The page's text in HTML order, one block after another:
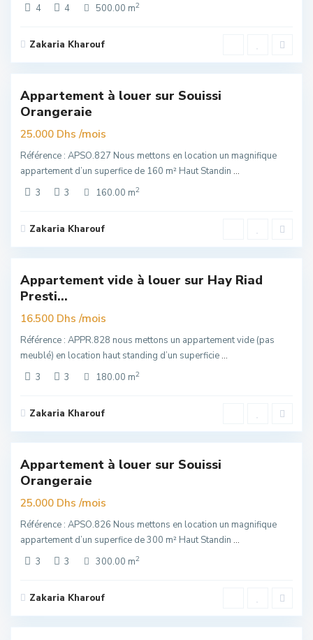
4 4 500.00 m2
Zakaria Kharouf
Rabat
Exclusivité
Appartement à louer sur Souissi
Orangeraie
25.000 Dhs/mois
Référence : APSO.827 Nous mettons en location un magnifique
appartement d’un superfice de 160 m² Haut Standin ...
3
3 160.00 m2
Zakaria Kharouf
Hay
Rabat
Exclusivité
Appartement vide à louer sur Hay Riad
Presti...
16.500 Dhs/mois
Référence : APPR.828 nous mettons un appartement vide (pas
meublé) en location haut standing d’un superficie...
3
3 180.00 m2
Zakaria Kharouf
Rabat
Exclusivité
Appartement à louer sur Souissi
Orangeraie
25.000 Dhs/mois
Référence : APSO.826 Nous mettons en location un magnifique
appartement d’un superfice de 300 m² Haut Standin ...
3
3 300.00 m2
Zakaria Kharouf
Hay
Rabat